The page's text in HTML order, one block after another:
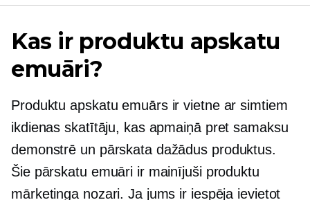
Kas ir produktu apskatu
emuāri?
Produktu apskatu emuārs ir vietne ar simtiem
ikdienas skatītāju, kas apmaiņā pret samaksu
demonstrē un pārskata dažādus produktus.
Šie pārskatu emuāri ir mainījuši produktu
mārketinga nozari. Ja jums ir iespēja ievietot